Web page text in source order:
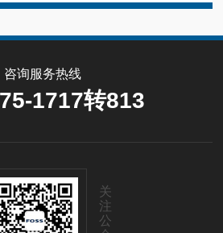
咨询服务热线
1717转813
关
注
公